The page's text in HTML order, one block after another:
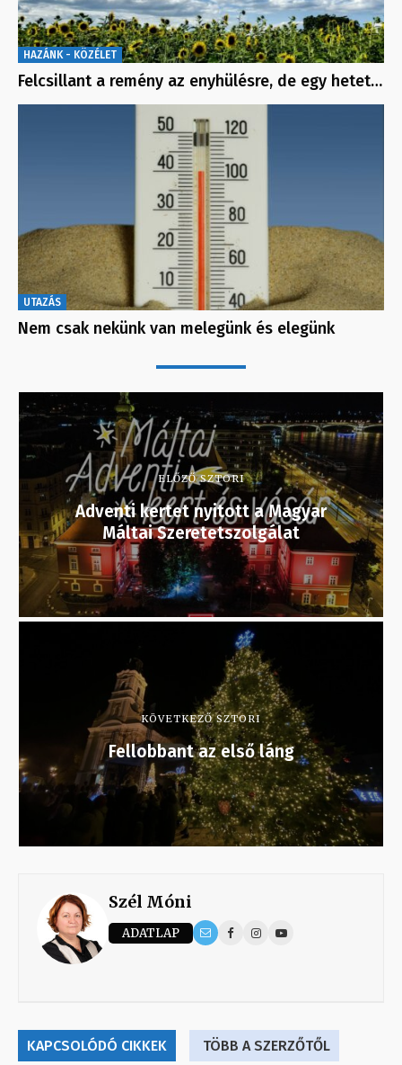
HAZÁNK - KÖZÉLET
Felcsillant a remény az enyhülésre, de egy hetet…
UTAZÁS
Nem csak nekünk van melegünk és elegünk
ELŐZŐ SZTORI
Adventi kertet nyitott a Magyar
Máltai Szeretetszolgálat
KÖVETKEZŐ SZTORI
Fellobbant az első láng
Szél Móni
ADATLAP
KAPCSOLÓDÓ CIKKEK TÖBB A SZERZŐTŐL